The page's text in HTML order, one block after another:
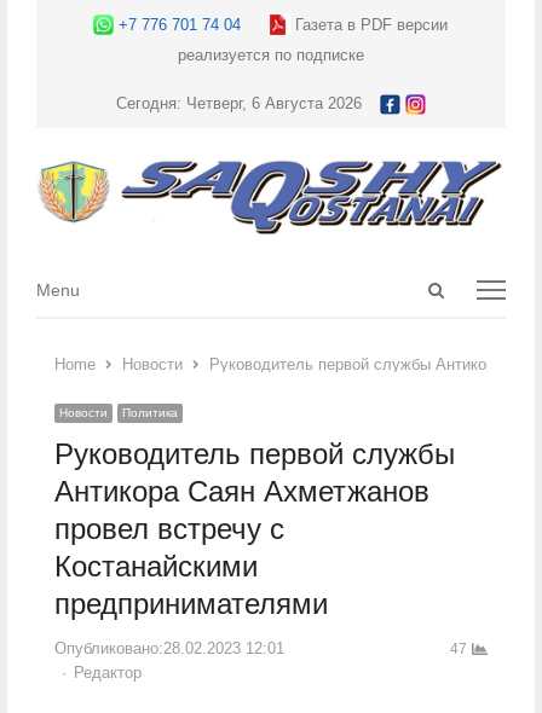
+7 776 701 74 04
Газета в PDF версии
реализуется по подписке
Сегодня: Четверг, 6 Августа 2026
Open
Menu
Menu
Home Новости Руководитель первой службы Антикора
Новости Политика
Руководитель первой службы
Антикора Саян Ахметжанов
провел встречу с
Костанайскими
предпринимателями
Опубликовано:28.02.2023 12:01
Author
Редактор
47